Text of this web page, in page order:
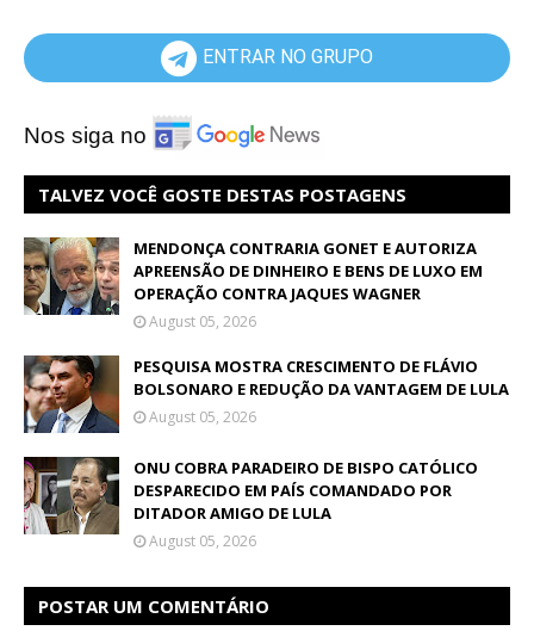
ENTRAR NO GRUPO
Nos siga no
TALVEZ VOCÊ GOSTE DESTAS POSTAGENS
MENDONÇA CONTRARIA GONET E AUTORIZA
APREENSÃO DE DINHEIRO E BENS DE LUXO EM
OPERAÇÃO CONTRA JAQUES WAGNER
August 05, 2026
PESQUISA MOSTRA CRESCIMENTO DE FLÁVIO
BOLSONARO E REDUÇÃO DA VANTAGEM DE LULA
August 05, 2026
ONU COBRA PARADEIRO DE BISPO CATÓLICO
DESPARECIDO EM PAÍS COMANDADO POR
DITADOR AMIGO DE LULA
August 05, 2026
POSTAR UM COMENTÁRIO